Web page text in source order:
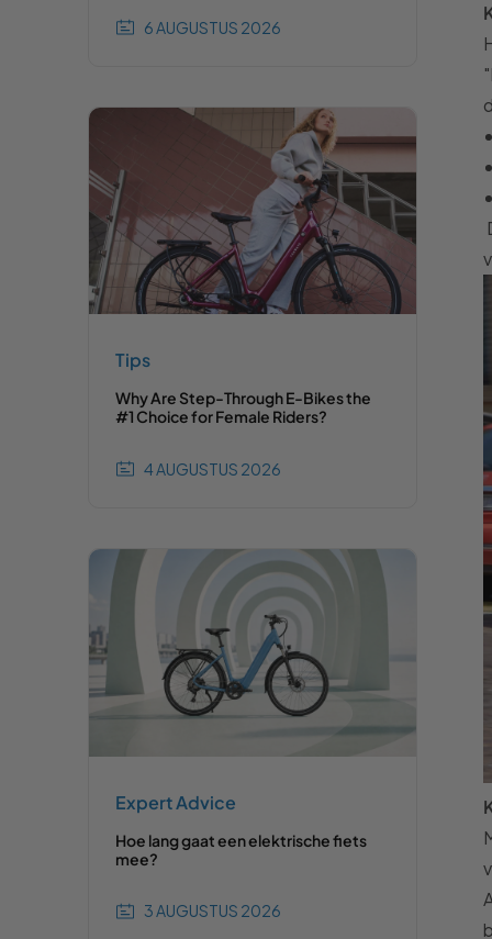
6 AUGUSTUS 2026
Tips
Why Are Step-Through E-Bikes the
#1 Choice for Female Riders?
4 AUGUSTUS 2026
Expert Advice
Hoe lang gaat een elektrische fiets
mee?
3 AUGUSTUS 2026